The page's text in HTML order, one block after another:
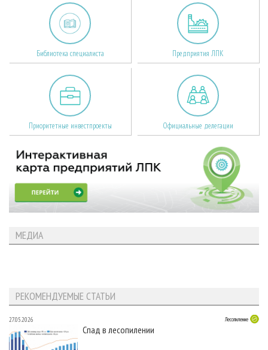
Библиотека специалиста Предприятия ЛПК
Приоритетные инвестпроекты Официальные делегации
МЕДИА
РЕКОМЕНДУЕМЫЕ СТАТЬИ
27.05.2026 Лесопиление
Спад в лесопилении